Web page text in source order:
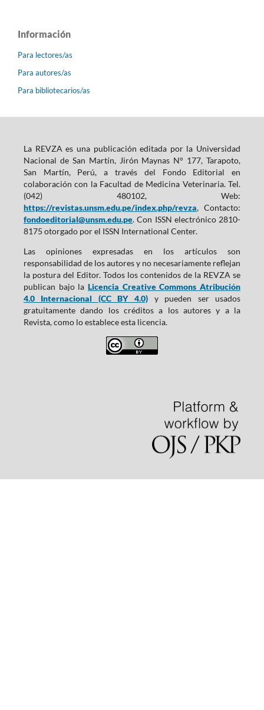
Información
Para lectores/as
Para autores/as
Para bibliotecarios/as
La REVZA es una publicación editada por la Universidad
Nacional de San Martín, Jirón Maynas N° 177, Tarapoto,
San Martín, Perú, a través del Fondo Editorial en
colaboración con la Facultad de Medicina Veterinaria. Tel.
(042) 480102, Web:
https://revistas.unsm.edu.pe/index.php/revza, Contacto:
fondoeditorial@unsm.edu.pe. Con ISSN electrónico 2810-
8175 otorgado por el ISSN International Center.
Las opiniones expresadas en los artículos son
responsabilidad de los autores y no necesariamente reflejan
la postura del Editor. Todos los contenidos de la REVZA se
publican bajo la Licencia Creative Commons Atribución
4.0 Internacional (CC BY 4.0) y pueden ser usados
gratuitamente dando los créditos a los autores y a la
Revista, como lo establece esta licencia.